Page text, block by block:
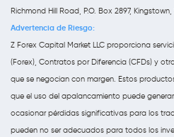
Richmond Hill Road, P.O. Box 2897,
Advertencia de Riesgo:
Z Forex Capital Market LLC proporciona
(Forex), Contratos por Diferencia (CFDs) y
que se negocian con margen. Estos
que el uso del apalancamiento puede
ocasionar pérdidas significativas para los
pueden no ser adecuados para todos los